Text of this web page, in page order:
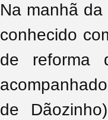
Na manhã
conhecido
de reforma
de